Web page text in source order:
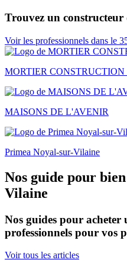
Trouvez un constructeur
Voir les professionnels dans le
MORTIER CONSTRUCTION
MAISONS DE L'AVENIR
Primea Noyal-sur-Vilaine
Nos guide pour
Vilaine
Nos guides pour
professionnels pour vos
Voir tous les articles